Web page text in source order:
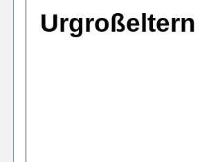
Urgroßeltern